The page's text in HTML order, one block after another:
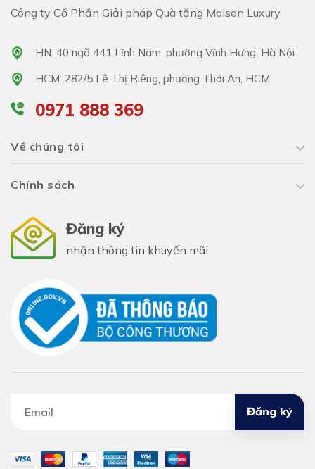
Công ty Cổ Phần Giải pháp Quà tặng Maison Luxury
HN: 40 ngõ 441 Lĩnh Nam, phường Vĩnh Hưng, Hà Nội
HCM: 282/5 Lê Thị Riêng, phường Thới An, HCM
0971 888 369
Về chúng tôi
Chính sách
Đăng ký
nhận thông tin khuyến mãi
Đăng ký